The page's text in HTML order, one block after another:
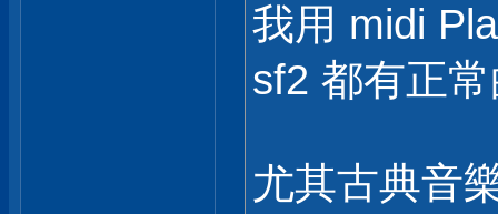
我用 midi
sf2 都有正
尤其古典音